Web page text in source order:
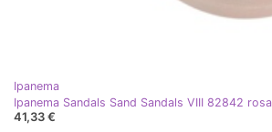
Ipanema
Ipanema Sandals Sand Sandals VIII 82842 rosa
41,33 €